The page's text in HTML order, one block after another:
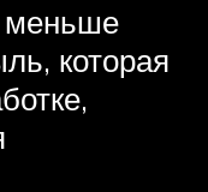
меньше
которая